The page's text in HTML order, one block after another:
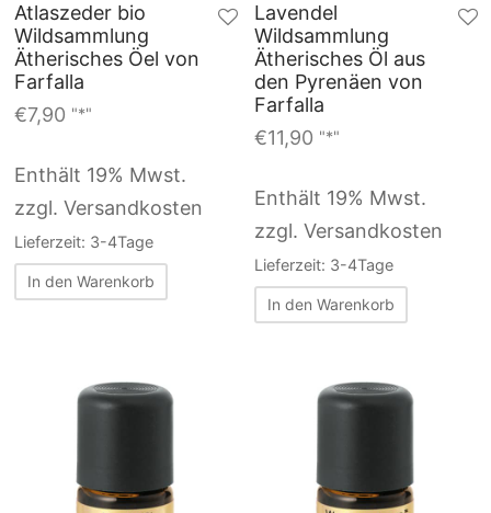
Atlaszeder bio
Wildsammlung
Ätherisches Öel von
Farfalla
€7,90 "*"
Enthält 19% Mwst.
zzgl. Versandkosten
Lieferzeit: 3-4Tage
In den Warenkorb
Lavendel
Wildsammlung
Ätherisches Öl aus
den Pyrenäen von
Farfalla
€11,90 "*"
Enthält 19% Mwst.
zzgl. Versandkosten
Lieferzeit: 3-4Tage
In den Warenkorb